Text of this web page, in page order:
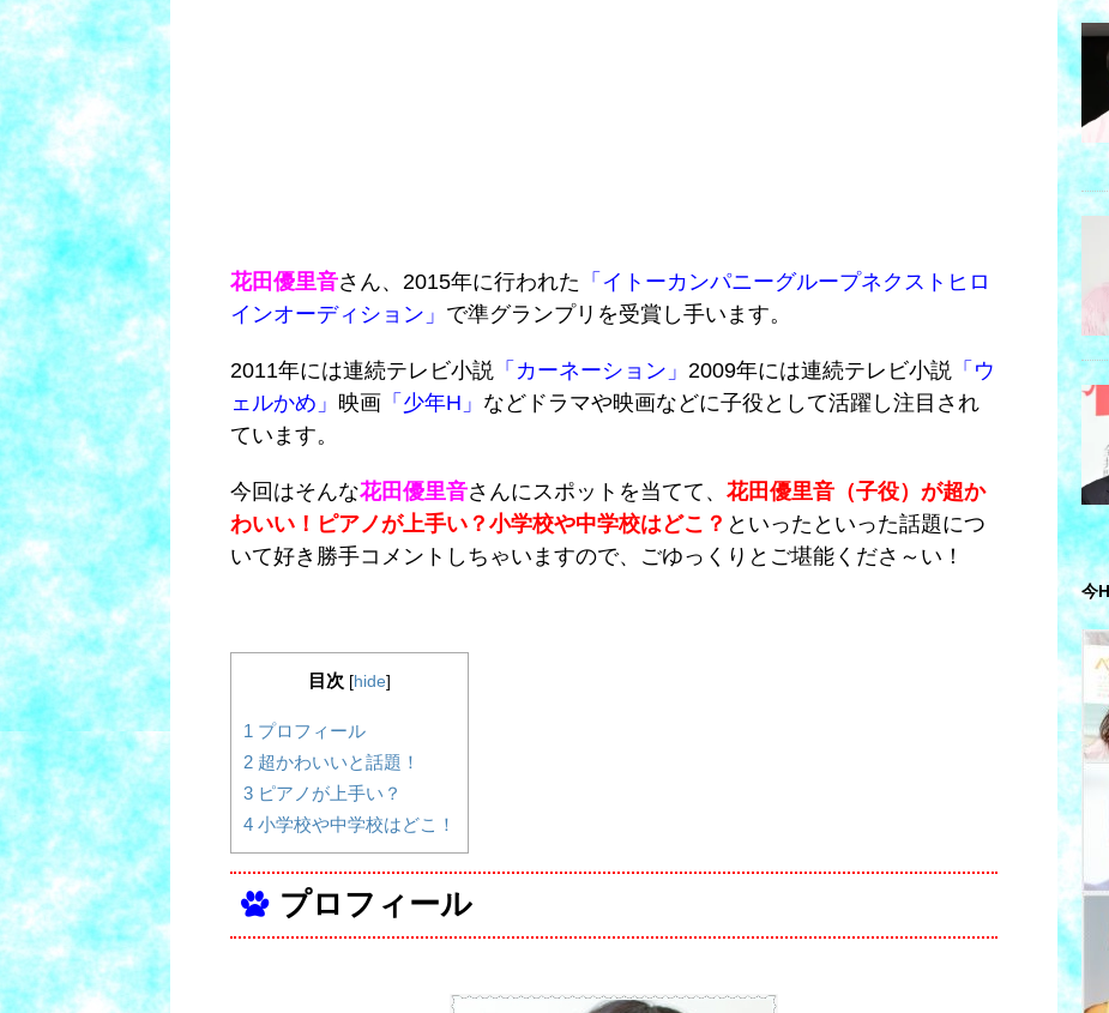
花田優里音さん、2015年に行われた 「イトーカンパニーグループネクストヒロ
インオーディション」 で準グランプリを受賞し手います。
2011年には連続テレビ小説 「カーネーション」 2009年には連続テレビ小説 「ウ
ェルかめ」 映画 「少年H」 などドラマや映画などに子役として活躍し注目され
ています。
今回はそんな花田優里音さんにスポットを当てて、 花田優里音（子役）が超か
わいい！ピアノが上手い？小学校や中学校はどこ？ といったといった話題につ
いて好き勝手コメントしちゃいますので、ごゆっくりとご堪能くださ～い！
目次 [hide]
1 プロフィール
2 超かわいいと話題！
3 ピアノが上手い？
4 小学校や中学校はどこ！
プロフィール
今